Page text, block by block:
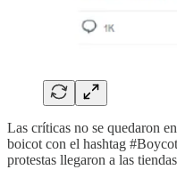
Las críticas no se quedaron
boicot con el hashtag
protestas llegaron a las